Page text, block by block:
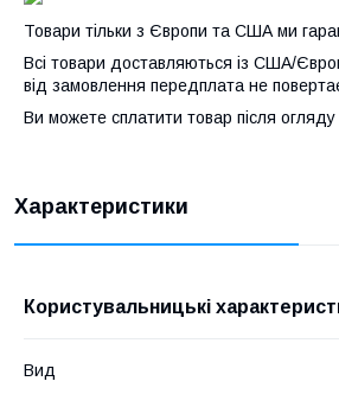
Товари тільки з Європи та США ми
Всі товари доставляються із США/
від замовлення передплата не
Ви можете сплатити товар після
Характеристики
Користувальницькі
Вид